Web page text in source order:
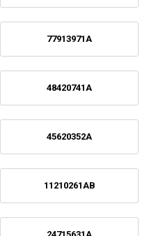
77913971A
48420741A
45620352A
11210261AB